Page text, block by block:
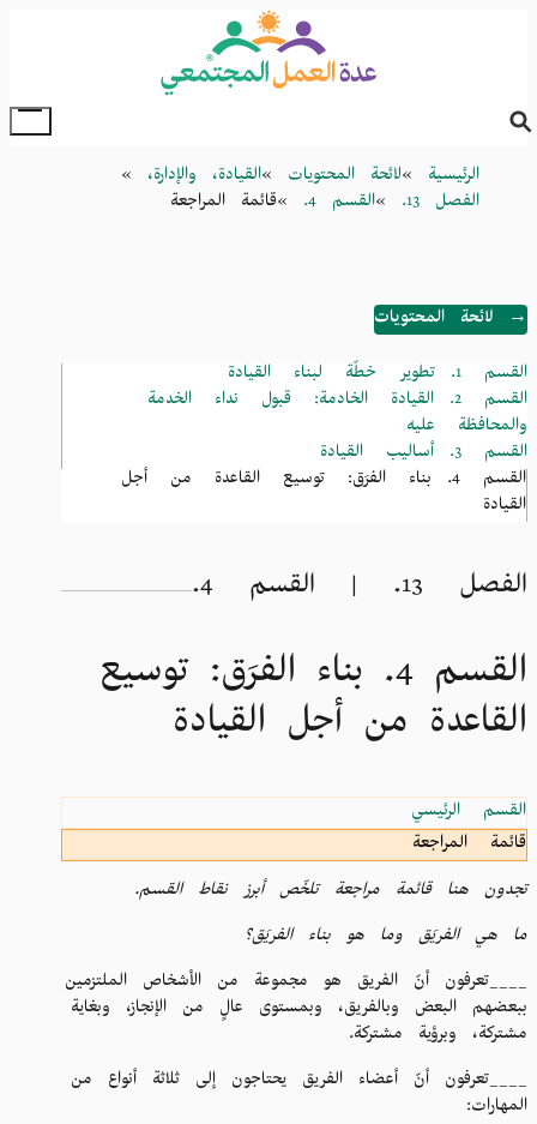
Breadcrumb
الرئيسية لائحة المحتويات
القيادة، والإدارة،
الفصل 13.
القسم 4. قائمة المراجعة
→ لائحة المحتويات
القسم 1.
تطوير خطّة لبناء القيادة
القسم 2.
القيادة الخادمة: قبول نداء الخدمة
والمحافظة عليه
القسم 3.
أساليب القيادة
القسم 4.
بناء الفرَق: توسيع القاعدة من أجل
القيادة
الفصل 13. | القسم 4.
القسم 4. بناء الفرَق: توسيع
القاعدة من أجل القيادة
القسم الرئيسي
قائمة المراجعة
تجدون هنا قائمة مراجعة تلخّص أبرز نقاط القسم.
ما هي الفريَق وما هو بناء الفريَق؟
____تعرفون أنّ الفريق هو مجموعة من الأشخاص الملتزمين
ببعضهم البعض وبالفريق، وبمستوى عالٍ من الإنجاز، وبغاية
مشتركة، وبرؤية مشتركة.
____تعرفون أنّ أعضاء الفريق يحتاجون إلى ثلاثة أنواع من
المهارات: